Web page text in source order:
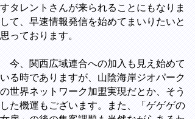
すタレントさんが来られることにもなりま
して、早速情報発信を始めてまいりたいと
思っております。
今、関西広域連合への加入も見え始めて
いる時でありますが、山陰海岸ジオパーク
の世界ネットワーク加盟実現だとか、そう
した機運もございます。また、「ゲゲゲの